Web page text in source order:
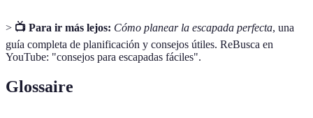
> 📺 Para ir más lejos: Cómo planear la escapada perfecta, una
guía completa de planificación y consejos útiles. ReBusca en
YouTube: "consejos para escapadas fáciles".
Glossaire